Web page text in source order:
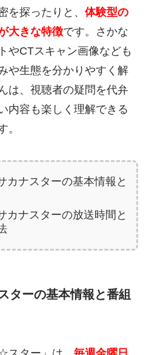
を探ったりと、 体験型の
大きな特徴です。さかな
やCTスキャン画像なども
や生態を分かりやすく解
は、視聴者の疑問を代弁
内容も楽しく理解できる
。
カナスターの基本情報と
カナスターの放送時間と
ターの基本情報と番組